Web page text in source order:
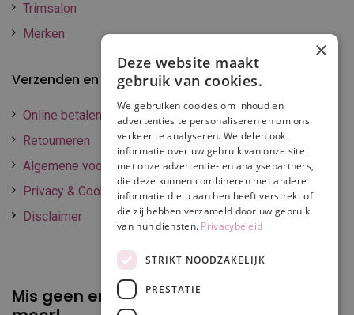
Trimsalon
Merken
Verzenden en betalen
Online betalen
Retourneren
Algemene voorwaarden
Privacy & Cookie policy
Disclaimer
Mis geen enkele promotie of korting
×
Deze website maakt
gebruik van cookies.
We gebruiken cookies om inhoud en
advertenties te personaliseren en om ons
verkeer te analyseren. We delen ook
informatie over uw gebruik van onze site
met onze advertentie- en analysepartners,
die deze kunnen combineren met andere
informatie die u aan hen heeft verstrekt of
die zij hebben verzameld door uw gebruik
van hun diensten. Privacybeleid
STRIKT NOODZAKELIJK
PRESTATIE